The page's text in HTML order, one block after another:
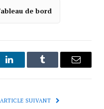
de bord
LinkedInTumblr
ARTICLE SUIVANT